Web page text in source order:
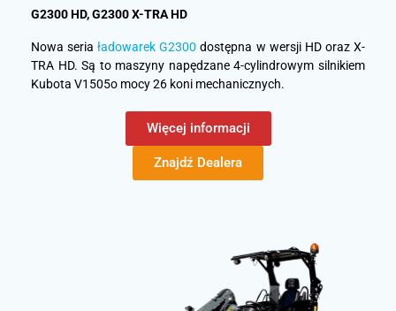
G2300 HD, G2300 X-TRA HD
Nowa seriaładowarek G2300 dostępna w wersji HD oraz X-
TRA HD. Są to maszyny napędzane 4-cylindrowym silnikiem
Kubota V1505o mocy 26 koni mechanicznych.
Więcej informacji
Znajdź Dealera